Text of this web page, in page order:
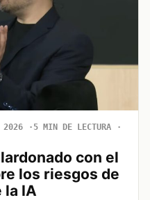
2026
5 MIN DE LECTURA
con el
los riesgos de
la IA